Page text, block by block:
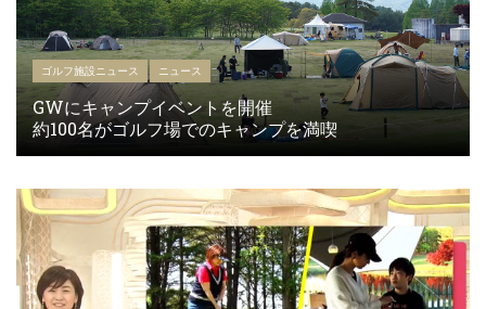
ゴルフ施設ニュース ニュース
GWにキャンプイベントを開催
約100名がゴルフ場でのキャンプを満喫